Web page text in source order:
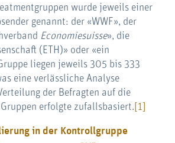
wurde jeweils einer
genannt: der «WWF», der
Economiesuisse», die
(ETH)» oder «ein
liegen jeweils 305 bis 333
eine verlässliche Analyse
der Befragten auf die
erfolgte zufallsbasiert. [1]
in der Kontrollgruppe